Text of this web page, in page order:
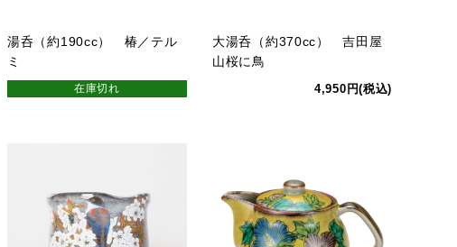
湯呑（約190cc） 椿／テル
ミ
在庫切れ
大湯呑（約370cc） 吉田屋
山桜に鳥
4,950円(税込)